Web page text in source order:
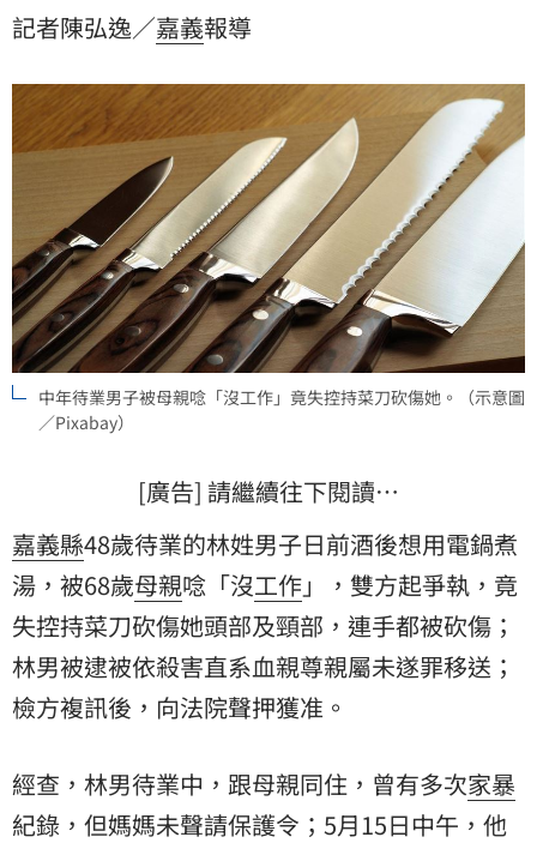
記者陳弘逸／嘉義報導
中年待業男子被母親唸「沒工作」竟失控持菜刀砍傷她。（示意圖
／Pixabay）
[廣告] 請繼續往下閱讀…
嘉義縣48歲待業的林姓男子日前酒後想用電鍋煮
湯，被68歲母親唸「沒工作」，雙方起爭執，竟
失控持菜刀砍傷她頭部及頸部，連手都被砍傷；
林男被逮被依殺害直系血親尊親屬未遂罪移送；
檢方複訊後，向法院聲押獲准。
經查，林男待業中，跟母親同住，曾有多次家暴
紀錄，但媽媽未聲請保護令；5月15日中午，他